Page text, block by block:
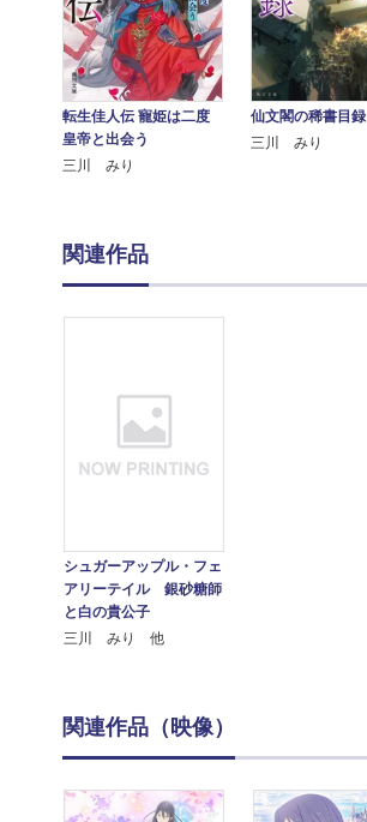
転生佳人伝 寵姫は二度
皇帝と出会う
三川 みり
仙文閣の稀書目録
三川 みり
関連作品
シュガーアップル・フェ
アリーテイル 銀砂糖師
と白の貴公子
三川 みり 他
関連作品（映像）